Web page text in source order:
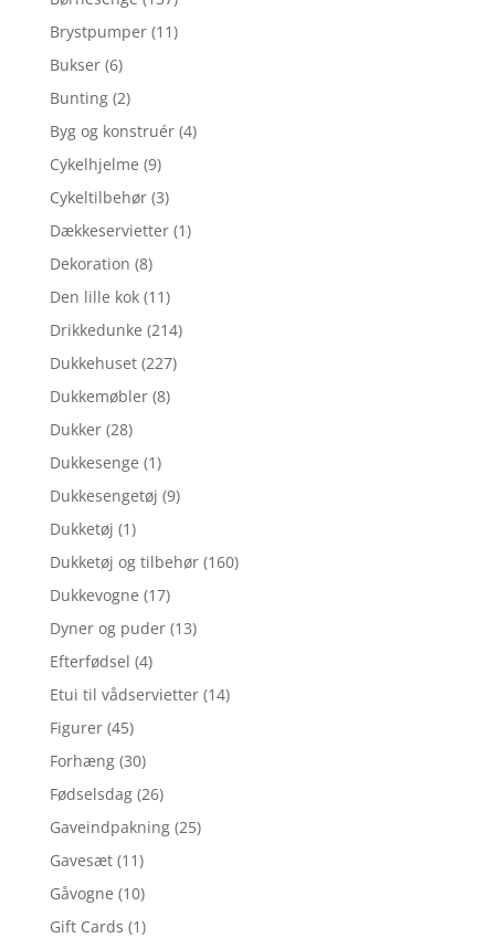
Brystpumper (11)
Bukser (6)
Bunting (2)
Byg og konstruér (4)
Cykelhjelme (9)
Cykeltilbehør (3)
Dækkeservietter (1)
Dekoration (8)
Den lille kok (11)
Drikkedunke (214)
Dukkehuset (227)
Dukkemøbler (8)
Dukker (28)
Dukkesenge (1)
Dukkesengetøj (9)
Dukketøj (1)
Dukketøj og tilbehør (160)
Dukkevogne (17)
Dyner og puder (13)
Efterfødsel (4)
Etui til vådservietter (14)
Figurer (45)
Forhæng (30)
Fødselsdag (26)
Gaveindpakning (25)
Gavesæt (11)
Gåvogne (10)
Gift Cards (1)